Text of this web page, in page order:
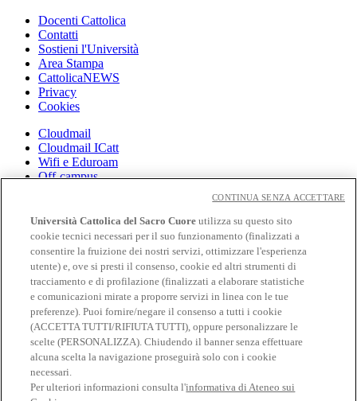
Docenti Cattolica
Contatti
Sostieni l'Università
Area Stampa
CattolicaNEWS
Privacy
Cookies
Cloudmail
Cloudmail ICatt
Wifi e Eduroam
Off-campus
Biblioteca
Librerie
EduCatt
CV Online
Albo Fornitori
Bandi e Gare
Verifica certificati e autocertificazioni
Seguici su:
Seguici su Facebook
Seguici su 𝕏
Seguici su Linkedin
Università Cattolica del Sacro Cuore utilizza su questo sito
cookie tecnici necessari per il suo funzionamento (finalizzati a
consentire la fruizione dei nostri servizi, ottimizzare l'esperienza
utente) e, ove si presti il consenso, cookie ed altri strumenti di
tracciamento e di profilazione (finalizzati a elaborare statistiche
e comunicazioni mirate a proporre servizi in linea con le tue
preferenze). Puoi fornire/negare il consenso a tutti i cookie
(ACCETTA TUTTI/RIFIUTA TUTTI), oppure personalizzare le
scelte (PERSONALIZZA). Chiudendo il banner senza effettuare
alcuna scelta la navigazione proseguirà solo con i cookie
necessari.
Per ulteriori informazioni consulta l'informativa di Ateneo sui
CONTINUA SENZA ACCETTARE